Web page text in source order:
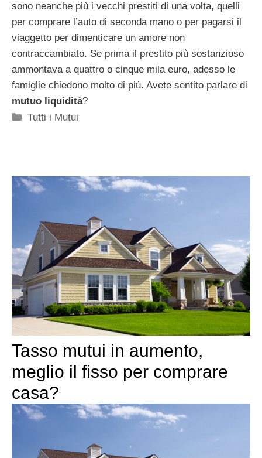
sono neanche più i vecchi prestiti di una volta, quelli
per comprare l’auto di seconda mano o per pagarsi il
viaggetto per dimenticare un amore non
contraccambiato. Se prima il prestito più sostanzioso
ammontava a quattro o cinque mila euro, adesso le
famiglie chiedono molto di più. Avete sentito parlare di
mutuo liquidità?
Categorie
Tutti i Mutui
Tasso mutui in aumento,
meglio il fisso per comprare
casa?